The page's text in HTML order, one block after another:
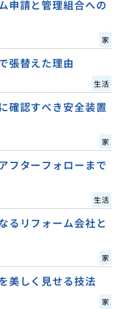
申請と管理組合への
家
張替えた理由
生活
確認すべき安全装置
家
フターフォローまで
生活
るリフォーム会社と
家
美しく見せる技法
家